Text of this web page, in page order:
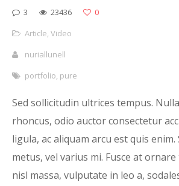
3 23436
0
Article, Video
nuriallunell
portfolio, pure
Sed sollicitudin ultrices tempus.
rhoncus, odio auctor consectetur
ligula, ac aliquam arcu est quis
metus, vel varius mi. Fusce at
nisl massa, vulputate in leo a,